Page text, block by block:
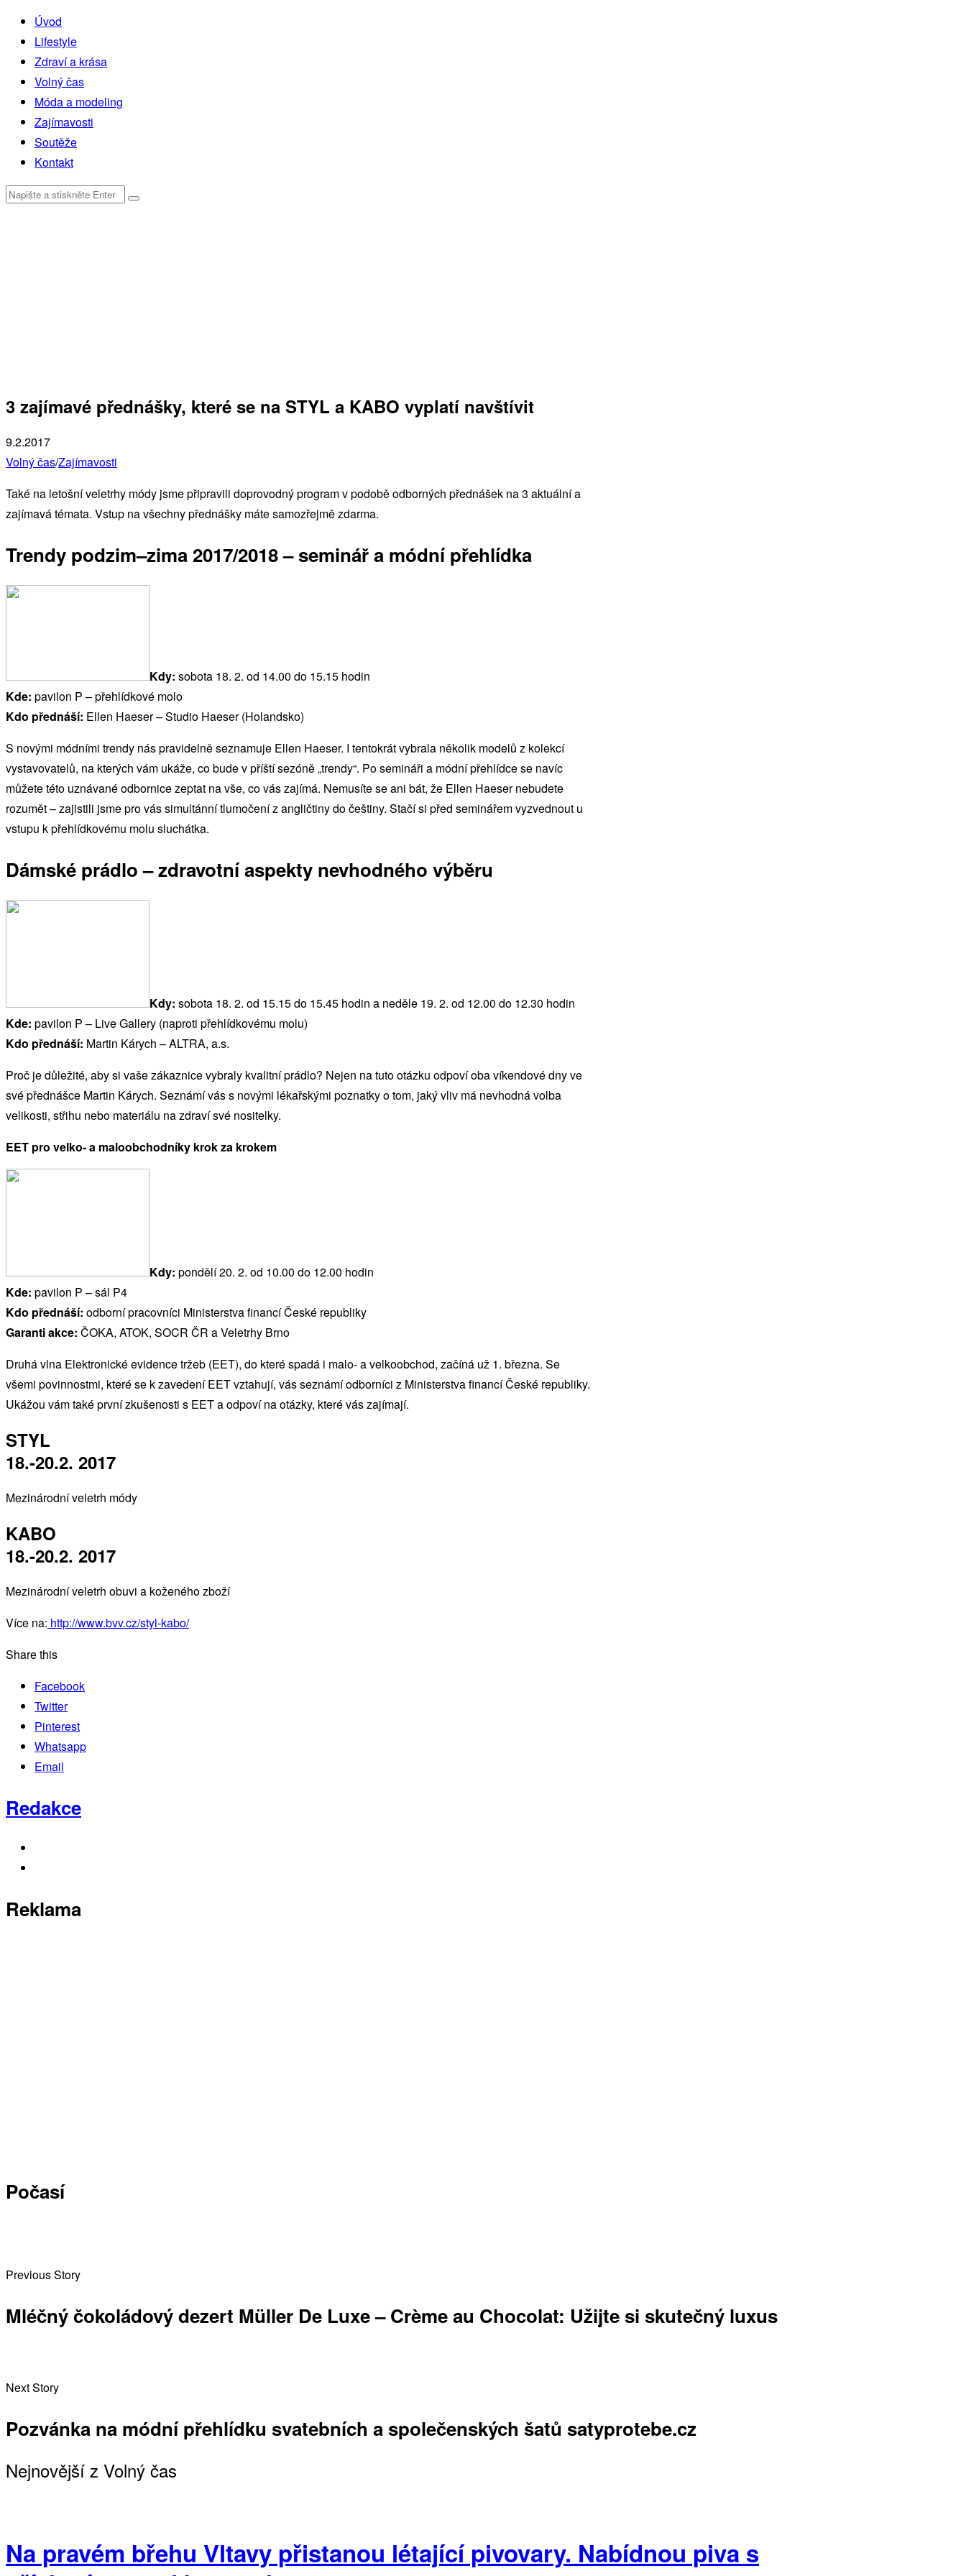
Úvod
Lifestyle
Zdraví a krása
Volný čas
Móda a modeling
Zajímavosti
Soutěže
Kontakt
3 zajímavé přednášky, které se na STYL a KABO vyplatí navštívit
9.2.2017
Volný čas/Zajímavosti
Také na letošní veletrhy módy jsme připravili doprovodný program v podobě odborných přednášek na 3 aktuální a
zajímavá témata. Vstup na všechny přednášky máte samozřejmě zdarma.
Trendy podzim–zima 2017/2018 – seminář a módní přehlídka
Kdy: sobota 18. 2. od 14.00 do 15.15 hodin
Kde: pavilon P – přehlídkové molo
Kdo přednáší: Ellen Haeser – Studio Haeser (Holandsko)
S novými módními trendy nás pravidelně seznamuje Ellen Haeser. I tentokrát vybrala několik modelů z kolekcí
vystavovatelů, na kterých vám ukáže, co bude v příští sezóně „trendy“. Po semináři a módní přehlídce se navíc
můžete této uznávané odbornice zeptat na vše, co vás zajímá. Nemusíte se ani bát, že Ellen Haeser nebudete
rozumět – zajistili jsme pro vás simultánní tlumočení z angličtiny do češtiny. Stačí si před seminářem vyzvednout u
vstupu k přehlídkovému molu sluchátka.
Dámské prádlo – zdravotní aspekty nevhodného výběru
Kdy: sobota 18. 2. od 15.15 do 15.45 hodin a neděle 19. 2. od 12.00 do 12.30 hodin
Kde: pavilon P – Live Gallery (naproti přehlídkovému molu)
Kdo přednáší: Martin Kárych – ALTRA, a.s.
Proč je důležité, aby si vaše zákaznice vybraly kvalitní prádlo? Nejen na tuto otázku odpoví oba víkendové dny ve
své přednášce Martin Kárych. Seznámí vás s novými lékařskými poznatky o tom, jaký vliv má nevhodná volba
velikosti, střihu nebo materiálu na zdraví své nositelky.
EET pro velko- a maloobchodníky krok za krokem
Kdy: pondělí 20. 2. od 10.00 do 12.00 hodin
Kde: pavilon P – sál P4
Kdo přednáší: odborní pracovníci Ministerstva financí České republiky
Garanti akce: ČOKA, ATOK, SOCR ČR a Veletrhy Brno
Druhá vlna Elektronické evidence tržeb (EET), do které spadá i malo- a velkoobchod, začíná už 1. března. Se
všemi povinnostmi, které se k zavedení EET vztahují, vás seznámí odborníci z Ministerstva financí České republiky.
Ukážou vám také první zkušenosti s EET a odpoví na otázky, které vás zajímají.
STYL
18.-20.2. 2017
Mezinárodní veletrh módy
KABO
18.-20.2. 2017
Mezinárodní veletrh obuvi a koženého zboží
Více na: http://www.bvv.cz/styl-kabo/
Share this
Facebook
Twitter
Pinterest
Whatsapp
Email
Redakce
Reklama
Počasí
Previous Story
Mléčný čokoládový dezert Müller De Luxe – Crème au Chocolat: Užijte si skutečný luxus
Next Story
Pozvánka na módní přehlídku svatebních a společenských šatů satyprotebe.cz
Nejnovější z Volný čas
Na pravém břehu Vltavy přistanou létající pivovary. Nabídnou piva s